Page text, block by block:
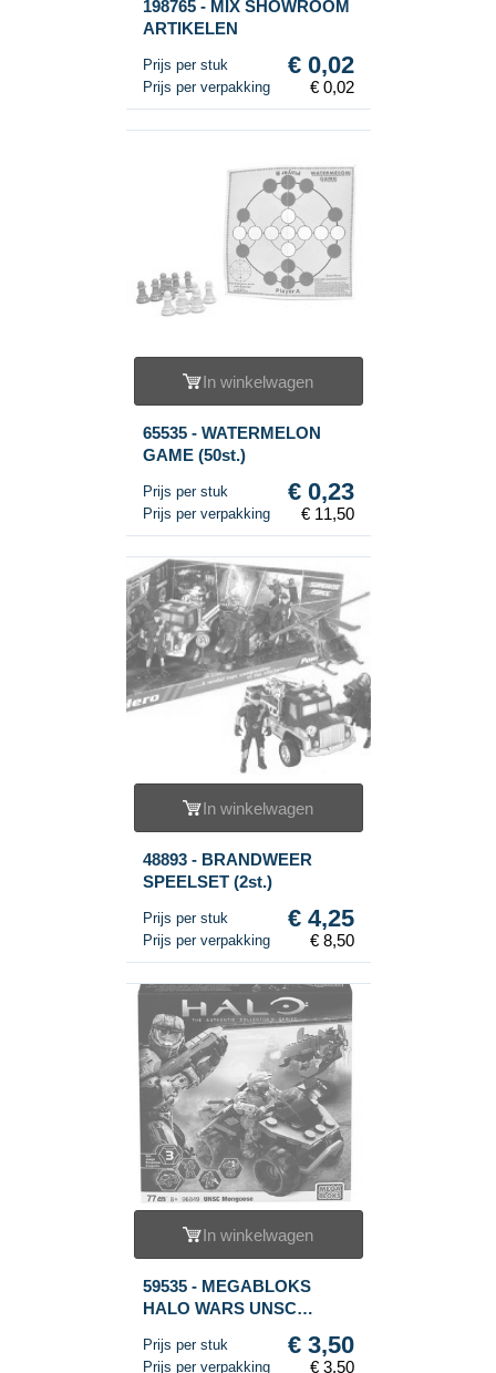
198765 - MIX SHOWROOM
ARTIKELEN
Prijs per stuk € 0,02
Prijs per verpakking € 0,02
In winkelwagen
65535 - WATERMELON
GAME (50st.)
Prijs per stuk € 0,23
Prijs per verpakking € 11,50
In winkelwagen
48893 - BRANDWEER
SPEELSET (2st.)
Prijs per stuk € 4,25
Prijs per verpakking € 8,50
In winkelwagen
59535 - MEGABLOKS
HALO WARS UNSC
Prijs per stuk € 3,50
Prijs per verpakking € 3,50